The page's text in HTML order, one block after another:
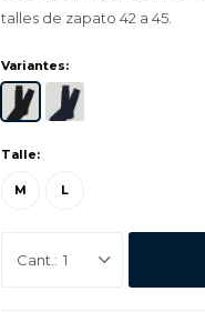
talles de zapato 42 a 45.
Variantes:
Talle:
M L
1